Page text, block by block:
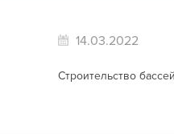
14.03.2022
Строительство